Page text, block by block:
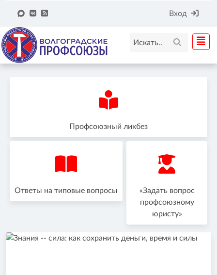
Вход
Профсоюзный ликбез
Ответы на типовые вопросы
«Задать вопрос
профсоюзному
юристу»